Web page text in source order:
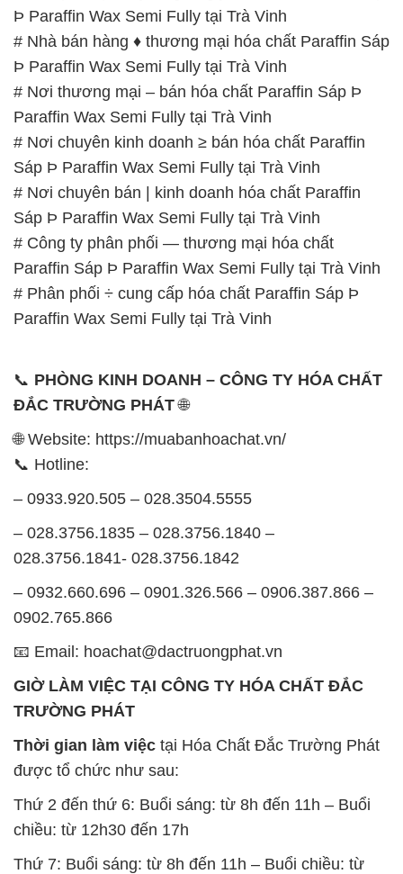
Þ Paraffin Wax Semi Fully tại Trà Vinh
# Nhà bán hàng ♦ thương mại hóa chất Paraffin Sáp
Þ Paraffin Wax Semi Fully tại Trà Vinh
# Nơi thương mại – bán hóa chất Paraffin Sáp Þ
Paraffin Wax Semi Fully tại Trà Vinh
# Nơi chuyên kinh doanh ≥ bán hóa chất Paraffin
Sáp Þ Paraffin Wax Semi Fully tại Trà Vinh
# Nơi chuyên bán | kinh doanh hóa chất Paraffin
Sáp Þ Paraffin Wax Semi Fully tại Trà Vinh
# Công ty phân phối — thương mại hóa chất
Paraffin Sáp Þ Paraffin Wax Semi Fully tại Trà Vinh
# Phân phối ÷ cung cấp hóa chất Paraffin Sáp Þ
Paraffin Wax Semi Fully tại Trà Vinh
📞 PHÒNG KINH DOANH – CÔNG TY HÓA CHẤT
ĐẮC TRƯỜNG PHÁT🌐
🌐 Website: https://muabanhoachat.vn/
📞 Hotline:
– 0933.920.505 – 028.3504.5555
– 028.3756.1835 – 028.3756.1840 –
028.3756.1841- 028.3756.1842
– 0932.660.696 – 0901.326.566 – 0906.387.866 –
0902.765.866
📧 Email: hoachat@dactruongphat.vn
GIỜ LÀM VIỆC TẠI CÔNG TY HÓA CHẤT ĐẮC
TRƯỜNG PHÁT
Thời gian làm việc tại Hóa Chất Đắc Trường Phát
được tổ chức như sau:
Thứ 2 đến thứ 6: Buổi sáng: từ 8h đến 11h – Buổi
chiều: từ 12h30 đến 17h
Thứ 7: Buổi sáng: từ 8h đến 11h – Buổi chiều: từ